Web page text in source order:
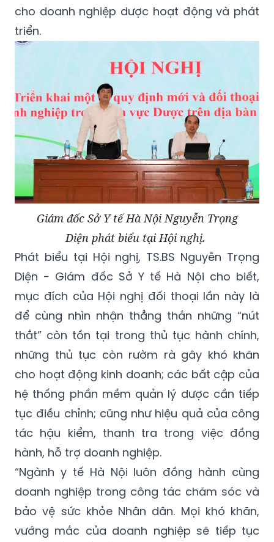
cho doanh nghiệp dược hoạt động và phát
triển.
Giám đốc Sở Y tế Hà Nội Nguyễn Trọng
Diện phát biểu tại Hội nghị.
Phát biểu tại Hội nghị, TS.BS Nguyễn Trọng
Diện - Giám đốc Sở Y tế Hà Nội cho biết,
mục đích của Hội nghị đối thoại lần này là
để cùng nhìn nhận thẳng thắn những “nút
thắt” còn tồn tại trong thủ tục hành chính,
những thủ tục còn rườm rà gây khó khăn
cho hoạt động kinh doanh; các bất cập của
hệ thống phần mềm quản lý dược cần tiếp
tục điều chỉnh; cũng như hiệu quả của công
tác hậu kiểm, thanh tra trong việc đồng
hành, hỗ trợ doanh nghiệp.
“Ngành y tế Hà Nội luôn đồng hành cùng
doanh nghiệp trong công tác chăm sóc và
bảo vệ sức khỏe Nhân dân. Mọi khó khăn,
vướng mắc của doanh nghiệp sẽ tiếp tục